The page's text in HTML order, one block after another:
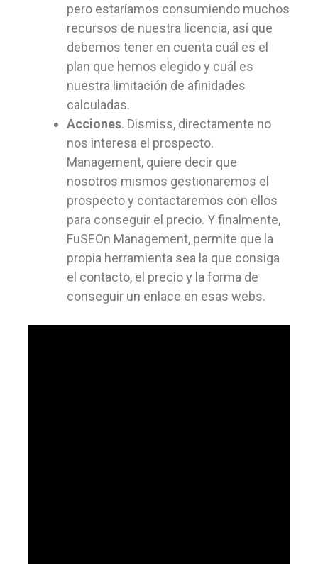
pero estaríamos consumiendo muchos
recursos de nuestra licencia, así que
debemos tener en cuenta cuál es el
plan que hemos elegido y cuál es
nuestra limitación de afinidades
calculadas.
Acciones. Dismiss, directamente no
nos interesa el prospecto.
Management, quiere decir que
nosotros mismos gestionaremos el
prospecto y contactaremos con ellos
para conseguir el precio. Y finalmente,
FuSEOn Management, permite que la
propia herramienta sea la que consiga
el contacto, el precio y la forma de
conseguir un enlace en esas webs.